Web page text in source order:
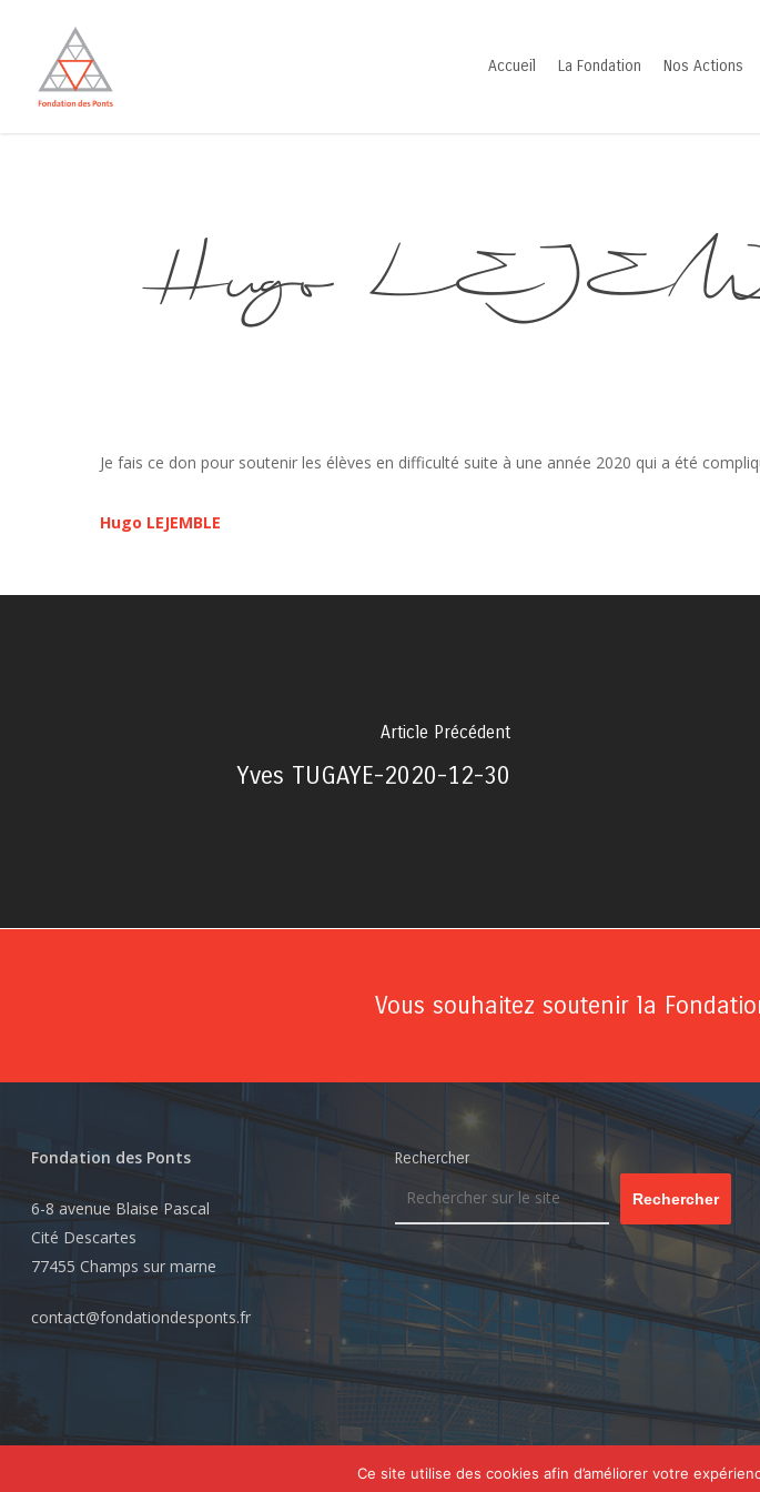
content
Accueil La Fondation Nos Actions
Hugo
Je fais ce don pour soutenir les élèves en difficulté suite à une année 2020 qui a été
Hugo LEJEMBLE
Article Précédent
Yves TUGAYE-2020-12-30
Vous souhaitez soutenir la
Fondation des Ponts
6-8 avenue Blaise Pascal
Cité Descartes
77455 Champs sur marne
contact@fondationdesponts.fr
Rechercher
Rechercher
Ce site utilise des cookies afin d’améliorer votre